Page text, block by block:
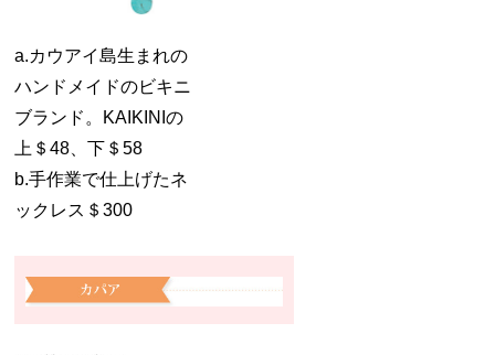
a.カウアイ島生まれの
ハンドメイドのビキニ
ブランド。KAIKINIの
上＄48、下＄58
b.手作業で仕上げたネ
ックレス＄300